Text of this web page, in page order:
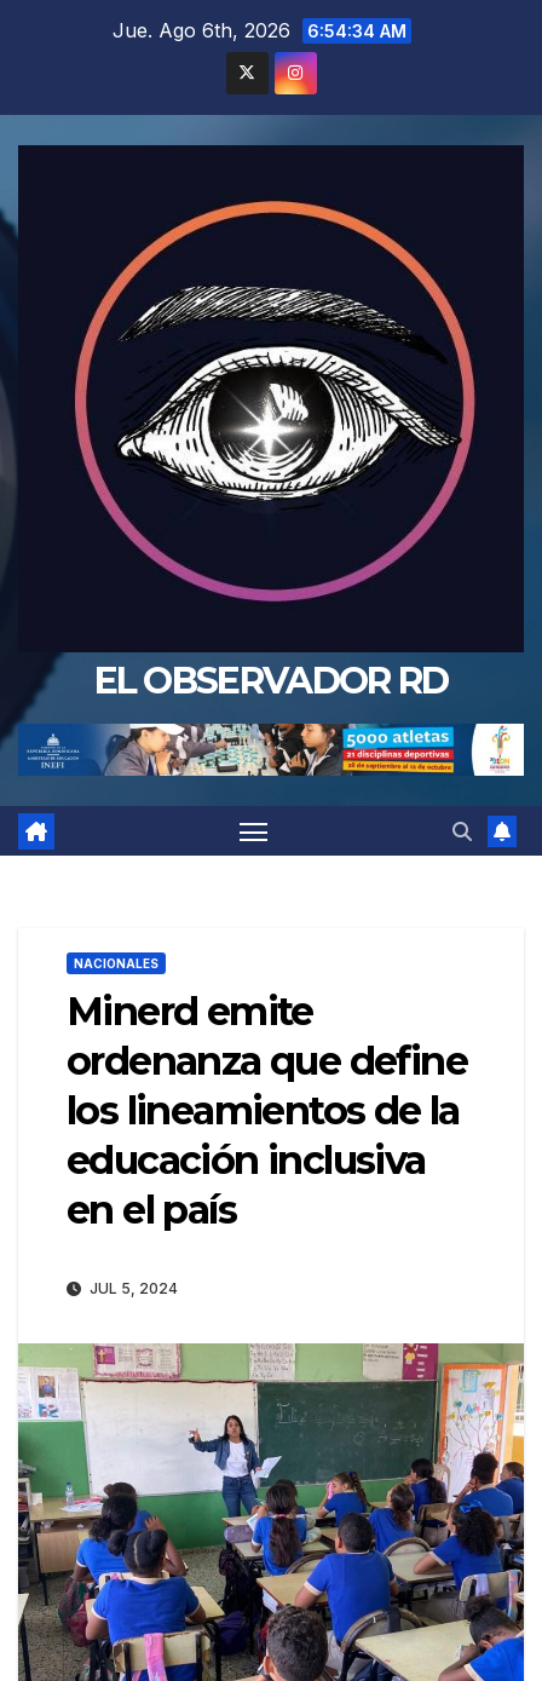
Jue. Ago 6th, 2026 6:54:35 AM
EL OBSERVADOR RD
NACIONALES
Minerd emite
ordenanza que define
los lineamientos de la
educación inclusiva
en el país
JUL 5, 2024